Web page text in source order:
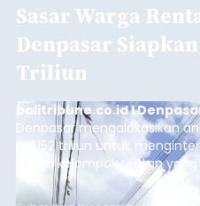
Sasar Warga
Denpasar
Triliun
balitribune.co.id I
Denpasar mengalokasikan
Rp1,152 triliun untuk
warga kelompok rentan
garis kemiskinan. Langkah
guna menjaga masyarakat